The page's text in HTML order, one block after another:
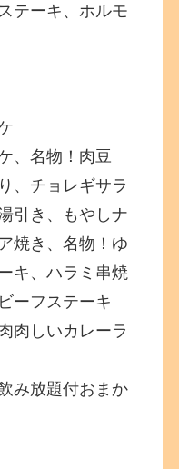
テーキ、ホルモ
、名物！肉豆
、チョレギサラ
引き、もやしナ
焼き、名物！ゆ
キ、ハラミ串焼
ーフステーキ
肉しいカレーラ
み放題付おまか